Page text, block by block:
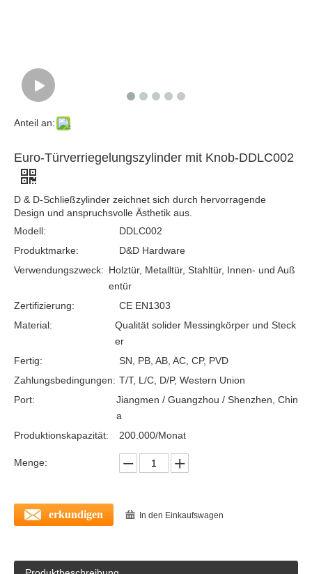
Anteil an:
Euro-Türverriegelungszylinder mit Knob-DDLC002
D & D-Schließzylinder zeichnet sich durch hervorragende
Design und anspruchsvolle Ästhetik aus.
Modell:
DDLC002
Produktmarke:
D&D Hardware
Verwendungszweck: Holztür, Metalltür, Stahltür, Innen- und Auß
entür
Zertifizierung:
CE EN1303
Material:
Qualität solider Messingkörper und Steck
er
Fertig:
SN, PB, AB, AC, CP, PVD
Zahlungsbedingungen: T/T, L/C, D/P, Western Union
Port:
Jiangmen / Guangzhou / Shenzhen, Chin
a
Produktionskapazität:
200.000/Monat
Menge:
erkundigen In den Einkaufswagen